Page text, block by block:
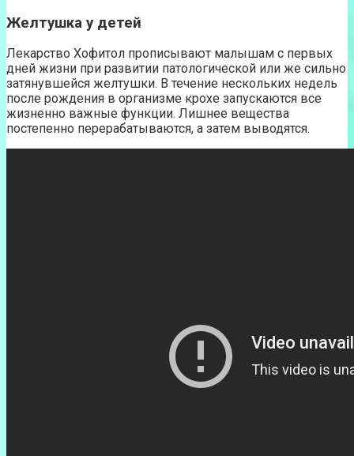
Желтушка у детей
Лекарство Хофитол прописывают малышам с первых
дней жизни при развитии патологической или же сильно
затянувшейся желтушки. В течение нескольких недель
после рождения в организме крохе запускаются все
жизненно важные функции. Лишнее вещества
постепенно перерабатываются, а затем выводятся.